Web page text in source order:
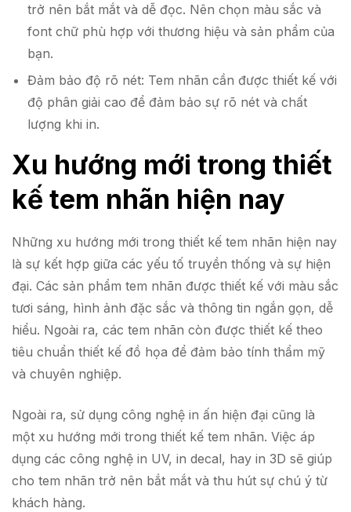
trở nên bắt mắt và dễ đọc. Nên chọn màu sắc và
font chữ phù hợp với thương hiệu và sản phẩm của
bạn.
Đảm bảo độ rõ nét: Tem nhãn cần được thiết kế với
độ phân giải cao để đảm bảo sự rõ nét và chất
lượng khi in.
Xu hướng mới trong thiết
kế tem nhãn hiện nay
Những xu hướng mới trong thiết kế tem nhãn hiện nay
là sự kết hợp giữa các yếu tố truyền thống và sự hiện
đại. Các sản phẩm tem nhãn được thiết kế với màu sắc
tươi sáng, hình ảnh đặc sắc và thông tin ngắn gọn, dễ
hiểu. Ngoài ra, các tem nhãn còn được thiết kế theo
tiêu chuẩn thiết kế đồ họa để đảm bảo tính thẩm mỹ
và chuyên nghiệp.
Ngoài ra, sử dụng công nghệ in ấn hiện đại cũng là
một xu hướng mới trong thiết kế tem nhãn. Việc áp
dụng các công nghệ in UV, in decal, hay in 3D sẽ giúp
cho tem nhãn trở nên bắt mắt và thu hút sự chú ý từ
khách hàng.